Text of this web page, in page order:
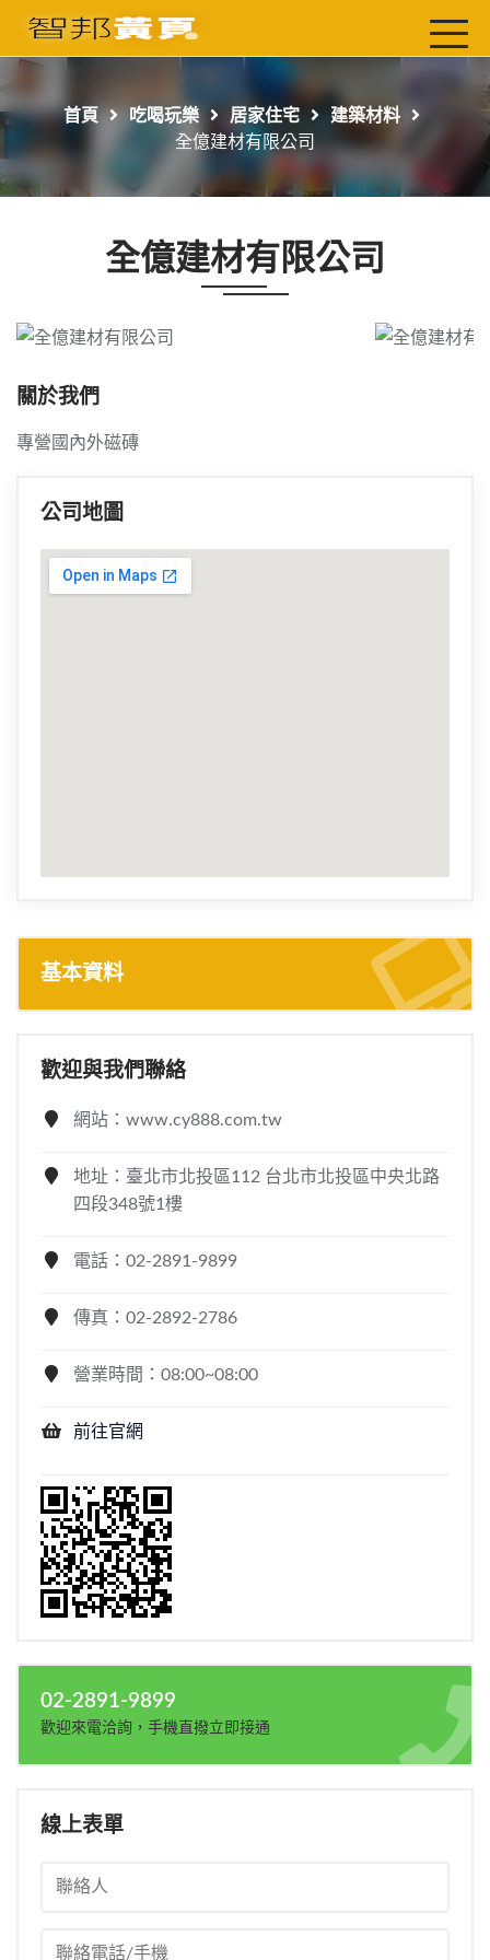
首頁
工商服務
首頁 吃喝玩樂 居家住宅
建築材料
全億建材有限公司
全億建材有限公司
關於我們
專營國內外磁磚
公司地圖
基本資料
歡迎與我們聯絡
網站：www.cy888.com.tw
地址：臺北市北投區112 台北市北投區中央北路
四段348號1樓
電話：02-2891-9899
傳真：02-2892-2786
營業時間：08:00~08:00
前往官網
02-2891-9899
歡迎來電洽詢，手機直撥立即接通
線上表單